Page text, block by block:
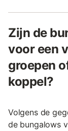
Zijn de
voor een
groepen
koppel?
Volgens de
de bungalows